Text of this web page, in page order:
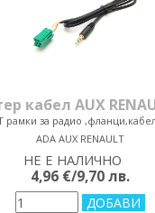
кабел AUX
рамки за радио
ADA AUX RENAULT
НЕ Е НАЛИЧНО
4,96 €/9,70 лв.